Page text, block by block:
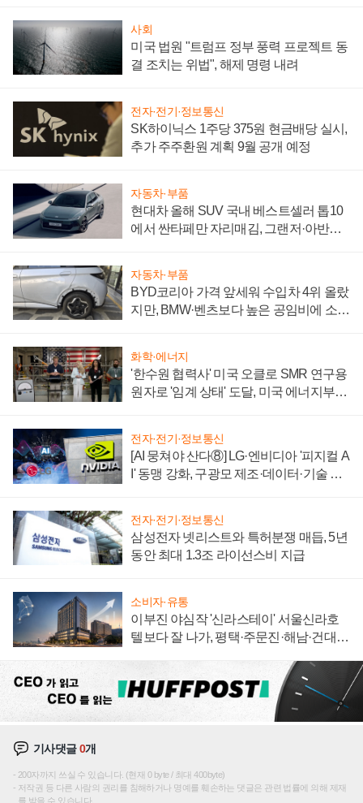
사회
미국 법원 "트럼프 정부 풍력 프로젝트 동
결 조치는 위법", 해제 명령 내려
전자·전기·정보통신
SK하이닉스 1주당 375원 현금배당 실시,
추가 주주환원 계획 9월 공개 예정
자동차·부품
현대차 올해 SUV 국내 베스트셀러 톱10
에서 싼타페만 자리매김, 그랜저·아반떼
자동차·부품
BYD코리아 가격 앞세워 수입차 4위 올랐
지만, BMW·벤츠보다 높은 공임비에 소비
화학·에너지
'한수원 협력사' 미국 오클로 SMR 연구용
원자로 '임계 상태' 도달, 미국 에너지부
전자·전기·정보통신
[AI 뭉쳐야 산다⑧] LG·엔비디아 '피지컬 A
I' 동맹 강화, 구광모 제조·데이터·기술 결
전자·전기·정보통신
삼성전자 넷리스트와 특허분쟁 매듭, 5년
동안 최대 1.3조 라이선스비 지급
소비자·유통
이부진 야심작 '신라스테이' 서울신라호
텔보다 잘 나가, 평택·주문진·해남·건대로
기사댓글0개
200자까지 쓰실 수 있습니다. (현재 0 byte / 최대 400byte)
저작권 등 다른 사람의 권리를 침해하거나 명예를 훼손하는 댓글은 관련 법률에 의해 제재
를 받을 수 있습니다.